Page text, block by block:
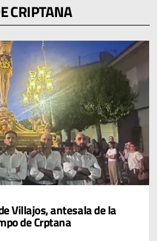
CRIPTANA
Villajos, antesala de la
de Crptana